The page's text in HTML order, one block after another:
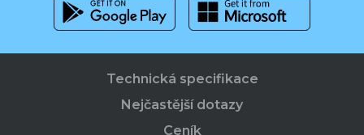
Technická specifikace
Nejčastější dotazy
Ceník